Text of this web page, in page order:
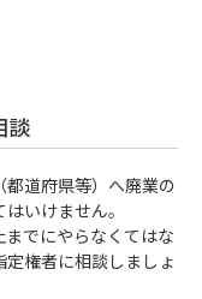
談
道府県等）へ廃業の
いけません。
でにやらなくてはな
権者に相談しましょ